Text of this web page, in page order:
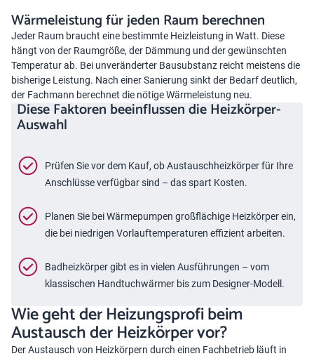
Wärmeleistung für jeden Raum berechnen
Jeder Raum braucht eine bestimmte Heizleistung in Watt. Diese
hängt von der Raumgröße, der Dämmung und der gewünschten
Temperatur ab. Bei unveränderter Bausubstanz reicht meistens die
bisherige Leistung. Nach einer Sanierung sinkt der Bedarf deutlich,
der Fachmann berechnet die nötige Wärmeleistung neu.
Diese Faktoren beeinflussen die Heizkörper-
Auswahl
Prüfen Sie vor dem Kauf, ob Austauschheizkörper für Ihre
Anschlüsse verfügbar sind – das spart Kosten.
Planen Sie bei Wärmepumpen großflächige Heizkörper ein,
die bei niedrigen Vorlauftemperaturen effizient arbeiten.
Badheizkörper gibt es in vielen Ausführungen – vom
klassischen Handtuchwärmer bis zum Designer-Modell.
Wie geht der Heizungsprofi beim
Austausch der Heizkörper vor?
Der Austausch von Heizkörpern durch einen Fachbetrieb läuft in